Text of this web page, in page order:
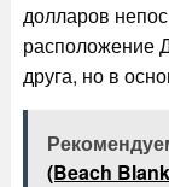
долларов
расположение
друга, но в
(Beach